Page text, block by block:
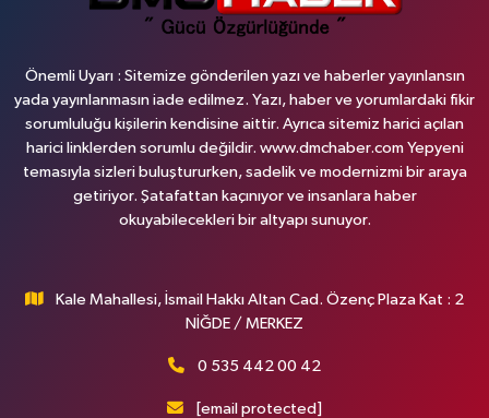
Önemli Uyarı : Sitemize gönderilen yazı ve haberler yayınlansın
yada yayınlanmasın iade edilmez. Yazı, haber ve yorumlardaki fikir
sorumluluğu kişilerin kendisine aittir. Ayrıca sitemiz harici açılan
harici linklerden sorumlu değildir. www.dmchaber.com Yepyeni
temasıyla sizleri buluştururken, sadelik ve modernizmi bir araya
getiriyor. Şatafattan kaçınıyor ve insanlara haber
okuyabilecekleri bir altyapı sunuyor.
Kale Mahallesi, İsmail Hakkı Altan Cad. Özenç Plaza Kat : 2
NİĞDE / MERKEZ
0 535 442 00 42
[email protected]